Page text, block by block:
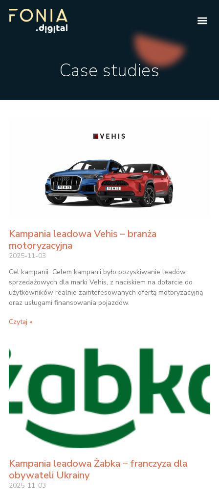
Case studies
Kampania leadowa Vehis – branża
motoryzacyjna
2025-11-03
Cel kampanii Celem kampanii było pozyskiwanie leadów
sprzedażowych dla marki Vehis, z naciskiem na dotarcie do
użytkowników realnie zainteresowanych ofertą motoryzacyjną
oraz usługami finansowania pojazdów.
Czytaj »
Kampania leadowa Żabka – franczyza dla
obywateli Ukrainy
2025-11-03